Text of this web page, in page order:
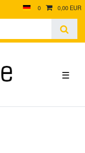
0 0,00 EUR
☰